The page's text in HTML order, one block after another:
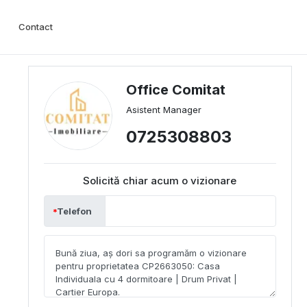
Contact
Office Comitat
Asistent Manager
0725308803
Solicită chiar acum o vizionare
Telefon